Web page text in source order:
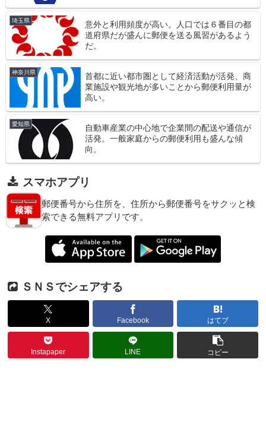
埼玉県
意外と利用頻度が高い。人口では６番目の都
道府県だが盛んに郵便を送る風習があるよう
だ。
神奈川県
首都に近い都市圏として経済活動が活発、商
業施設や観光地が多いことから郵便利用量が
高い。
愛知県
自動車産業の中心地で企業間の配送や通信が
活発。一般家庭からの郵便利用も盛んな傾
向。
スマホアプリ
郵便番号から住所を、住所から郵便番号をサクッと検
索できる無料アプリです。
ＳＮＳでシェアする
X Facebook はてブ
Instapaper LINE コピー